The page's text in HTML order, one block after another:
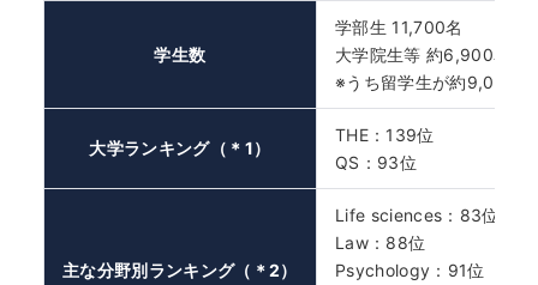
学生数
学部生 11,700名
大学院生等 約6,900名
※うち留学生が約9,000名
大学ランキング（＊1）
THE：139位
QS：93位
主な分野別ランキング（＊2）
Life sciences：83位
Law：88位
Psychology：91位